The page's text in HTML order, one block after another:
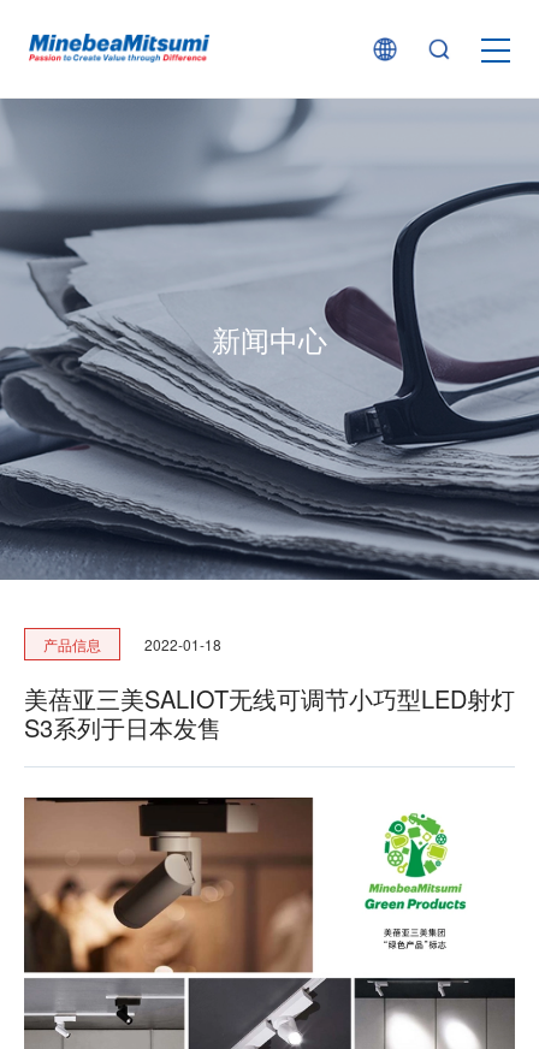
按行业用途查找
行业解决方案
技术支持
新闻
企业信息
新闻中心
产品信息 2022-01-18
美蓓亚三美SALIOT无线可调节小巧型LED射灯
S3系列于日本发售